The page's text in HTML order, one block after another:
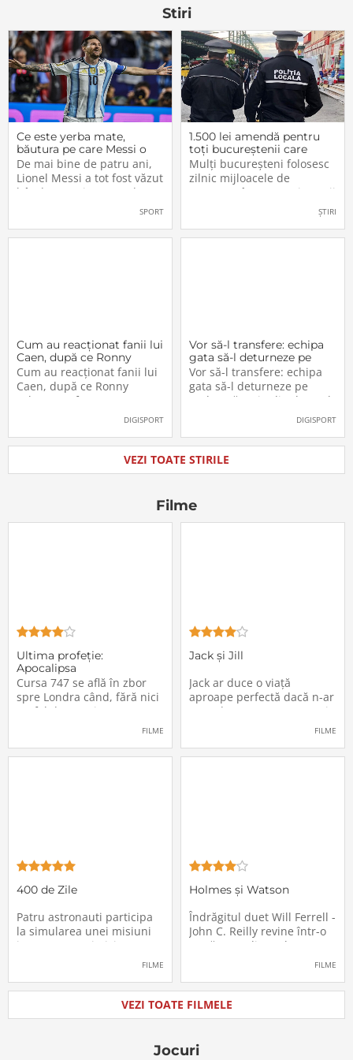
ori clasicii
Stiri
Ce este yerba mate,
băutura pe care Messi o
bea înainte de meciurile
din Campionatul Mondial
2026
De mai bine de patru ani,
Lionel Messi a tot fost văzut
bând un ceai extrem de
popular în Argentina. Este
plantă tradițională sud-
SPORT
1.500 lei amendă pentru
toți bucureștenii care
refuză să facă acest lucru
acum, în 2026.
Mulți bucureșteni folosesc
zilnic mijloacele de
transport în comun, iar unii
dintre ei călătoresc adesea
cu autobuzul sau tramvaiul
fără a plăti un bilet. Iar în
ȘTIRI
Cum au reacționat fanii lui
Caen, după ce Ronny
Labonne a fost prezentat
oficial la FCSB
Cum au reacționat fanii lui
Caen, după ce Ronny
Labonne a fost prezentat
DIGISPORT
Vor să-l transfere: echipa
gata să-l deturneze pe
Radu Drăgușin din drumul
către Juventus!
Vor să-l transfere: echipa
gata să-l deturneze pe
Radu Drăgușin din drumul
DIGISPORT
VEZI TOATE STIRILE
Filme
Ultima profeţie:
Apocalipsa
Cursa 747 se află în zbor
spre Londra când, fără nici
un fel de avertisment,
pasagerii încep să dispară
locurile lor. Teroarea și
FILME
Jack și Jill
Jack ar duce o viață
aproape perfectă dacă n-ar
avea de suportat o excepție
sărbători - sora lui
FILME
400 de Zile
Patru astronauti participa
la simularea unei misiuni
in care sunt trimisi pe o
psihologice pe care le are
calatoria in spatiu. Starea
mentala a astronautilor
FILME
Holmes și Watson
Îndrăgitul duet Will Ferrell -
John C. Reilly revine într-o
nouă comedie: Holmes &
Watson, povestea super-
Holmes și a asistentului
său, dr. Watson, inspirată
de romanul best-seller al
De data
FILME
VEZI TOATE FILMELE
Jocuri